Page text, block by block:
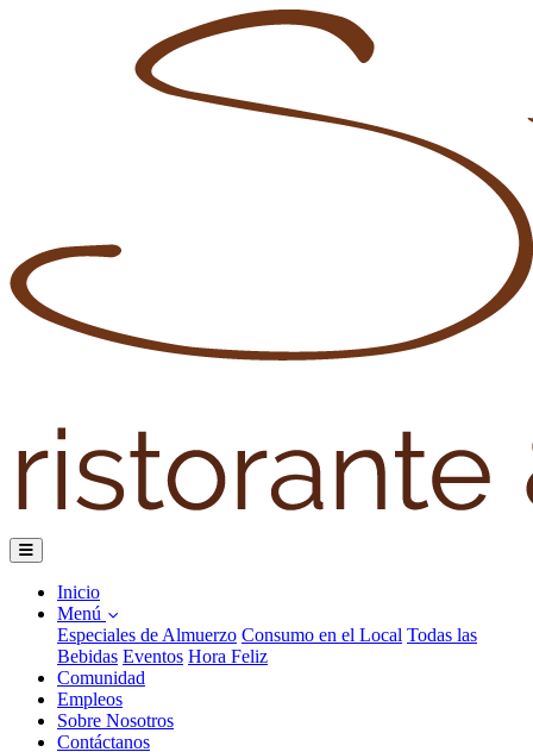
Inicio
Menú
Especiales de Almuerzo Consumo en el Local Todas las
Bebidas Eventos Hora Feliz
Comunidad
Empleos
Sobre Nosotros
Contáctanos